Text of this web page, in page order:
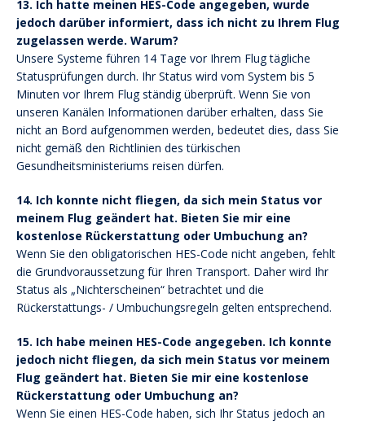
13. Ich hatte meinen HES-Code angegeben, wurde
jedoch darüber informiert, dass ich nicht zu Ihrem Flug
zugelassen werde. Warum?
Unsere Systeme führen 14 Tage vor Ihrem Flug tägliche
Statusprüfungen durch. Ihr Status wird vom System bis 5
Minuten vor Ihrem Flug ständig überprüft. Wenn Sie von
unseren Kanälen Informationen darüber erhalten, dass Sie
nicht an Bord aufgenommen werden, bedeutet dies, dass Sie
nicht gemäß den Richtlinien des türkischen
Gesundheitsministeriums reisen dürfen.
14. Ich konnte nicht fliegen, da sich mein Status vor
meinem Flug geändert hat. Bieten Sie mir eine
kostenlose Rückerstattung oder Umbuchung an?
Wenn Sie den obligatorischen HES-Code nicht angeben, fehlt
die Grundvoraussetzung für Ihren Transport. Daher wird Ihr
Status als „Nichterscheinen“ betrachtet und die
Rückerstattungs- / Umbuchungsregeln gelten entsprechend.
15. Ich habe meinen HES-Code angegeben. Ich konnte
jedoch nicht fliegen, da sich mein Status vor meinem
Flug geändert hat. Bieten Sie mir eine kostenlose
Rückerstattung oder Umbuchung an?
Wenn Sie einen HES-Code haben, sich Ihr Status jedoch an